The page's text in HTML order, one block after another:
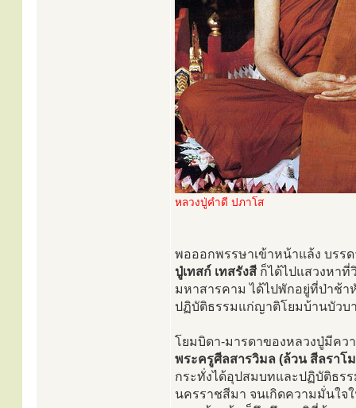
หลวงปู่คำดี ปภาโส
พอออกพรรษาเข้าหน้าแล้ง บรร
ปู่เทสก์ เทสรังสี ก็ได้ไปแสวงหาที่
มหาสารคาม ได้ไปพักอยู่ที่ป่าช้า
ปฏิบัติธรรมแก่ญาติโยมบ้านบัวบ
โยมบิดา-มารดาของหลวงปู่มีคว
พระครูศีลสารวิมล (ล้วน สีลราโ
กระทั่งได้อุปสมบทและปฏิบัติธร
นครราชสีมา จนเกิดความมั่นใจ